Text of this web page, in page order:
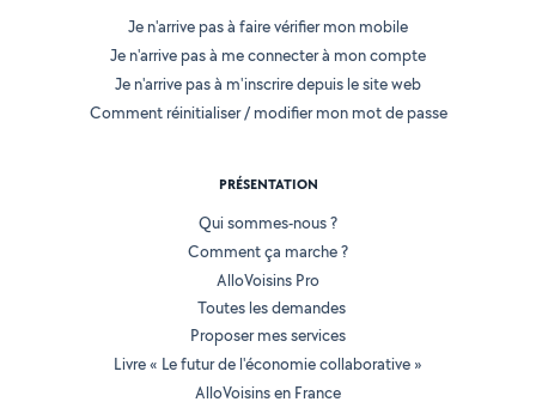
Je n'arrive pas à faire vérifier mon mobile
Je n'arrive pas à me connecter à mon compte
Je n'arrive pas à m'inscrire depuis le site web
Comment réinitialiser / modifier mon mot de passe
PRÉSENTATION
Qui sommes-nous ?
Comment ça marche ?
AlloVoisins Pro
Toutes les demandes
Proposer mes services
Livre « Le futur de l'économie collaborative »
AlloVoisins en France